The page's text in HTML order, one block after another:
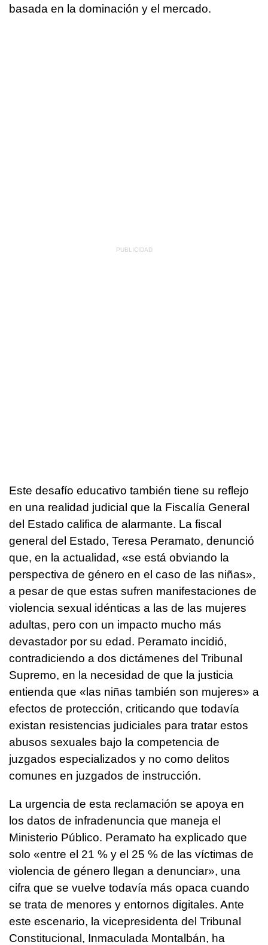
basada en la dominación y el mercado.
Este desafío educativo también tiene su reflejo
en una realidad judicial que la Fiscalía General
del Estado califica de alarmante. La fiscal
general del Estado, Teresa Peramato, denunció
que, en la actualidad, «se está obviando la
perspectiva de género en el caso de las niñas»,
a pesar de que estas sufren manifestaciones de
violencia sexual idénticas a las de las mujeres
adultas, pero con un impacto mucho más
devastador por su edad. Peramato incidió,
contradiciendo a dos dictámenes del Tribunal
Supremo, en la necesidad de que la justicia
entienda que «las niñas también son mujeres» a
efectos de protección, criticando que todavía
existan resistencias judiciales para tratar estos
abusos sexuales bajo la competencia de
juzgados especializados y no como delitos
comunes en juzgados de instrucción.
La urgencia de esta reclamación se apoya en
los datos de infradenuncia que maneja el
Ministerio Público. Peramato ha explicado que
solo «entre el 21 % y el 25 % de las víctimas de
violencia de género llegan a denunciar», una
cifra que se vuelve todavía más opaca cuando
se trata de menores y entornos digitales. Ante
este escenario, la vicepresidenta del Tribunal
Constitucional, Inmaculada Montalbán, ha